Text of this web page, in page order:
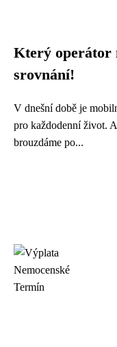
Který operátor
srovnání!
V dnešní době je
pro každodenní život.
brouzdáme po...